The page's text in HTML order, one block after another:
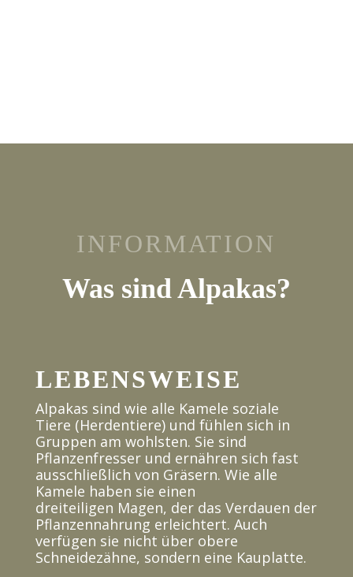
INFORMATION
Was sind Alpakas?
LEBENSWEISE
Alpakas sind wie alle Kamele soziale
Tiere (Herdentiere) und fühlen sich in
Gruppen am wohlsten. Sie sind
Pflanzenfresser und ernähren sich fast
ausschließlich von Gräsern. Wie alle
Kamele haben sie einen
dreiteiligen Magen, der das Verdauen der
Pflanzennahrung erleichtert. Auch
verfügen sie nicht über obere
Schneidezähne, sondern eine Kauplatte.